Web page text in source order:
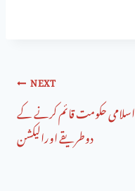
NEXT
اسلامی حکومت قائم کرنے کے
دوطریقے اورالیکشن